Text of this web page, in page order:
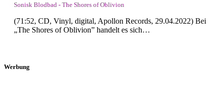
Sonisk Blodbad - The Shores of Oblivion
(71:52, CD, Vinyl, digital, Apollon Records, 29.04.2022) Bei
„The Shores of Oblivion” handelt es sich…
Werbung